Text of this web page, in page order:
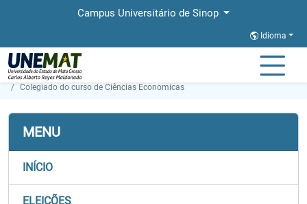
Campus Universitário de Sinop
Idioma
Página Inicial
Colegiado do curso de Ciências Economicas
MENU
INÍCIO
ELEIÇÕES